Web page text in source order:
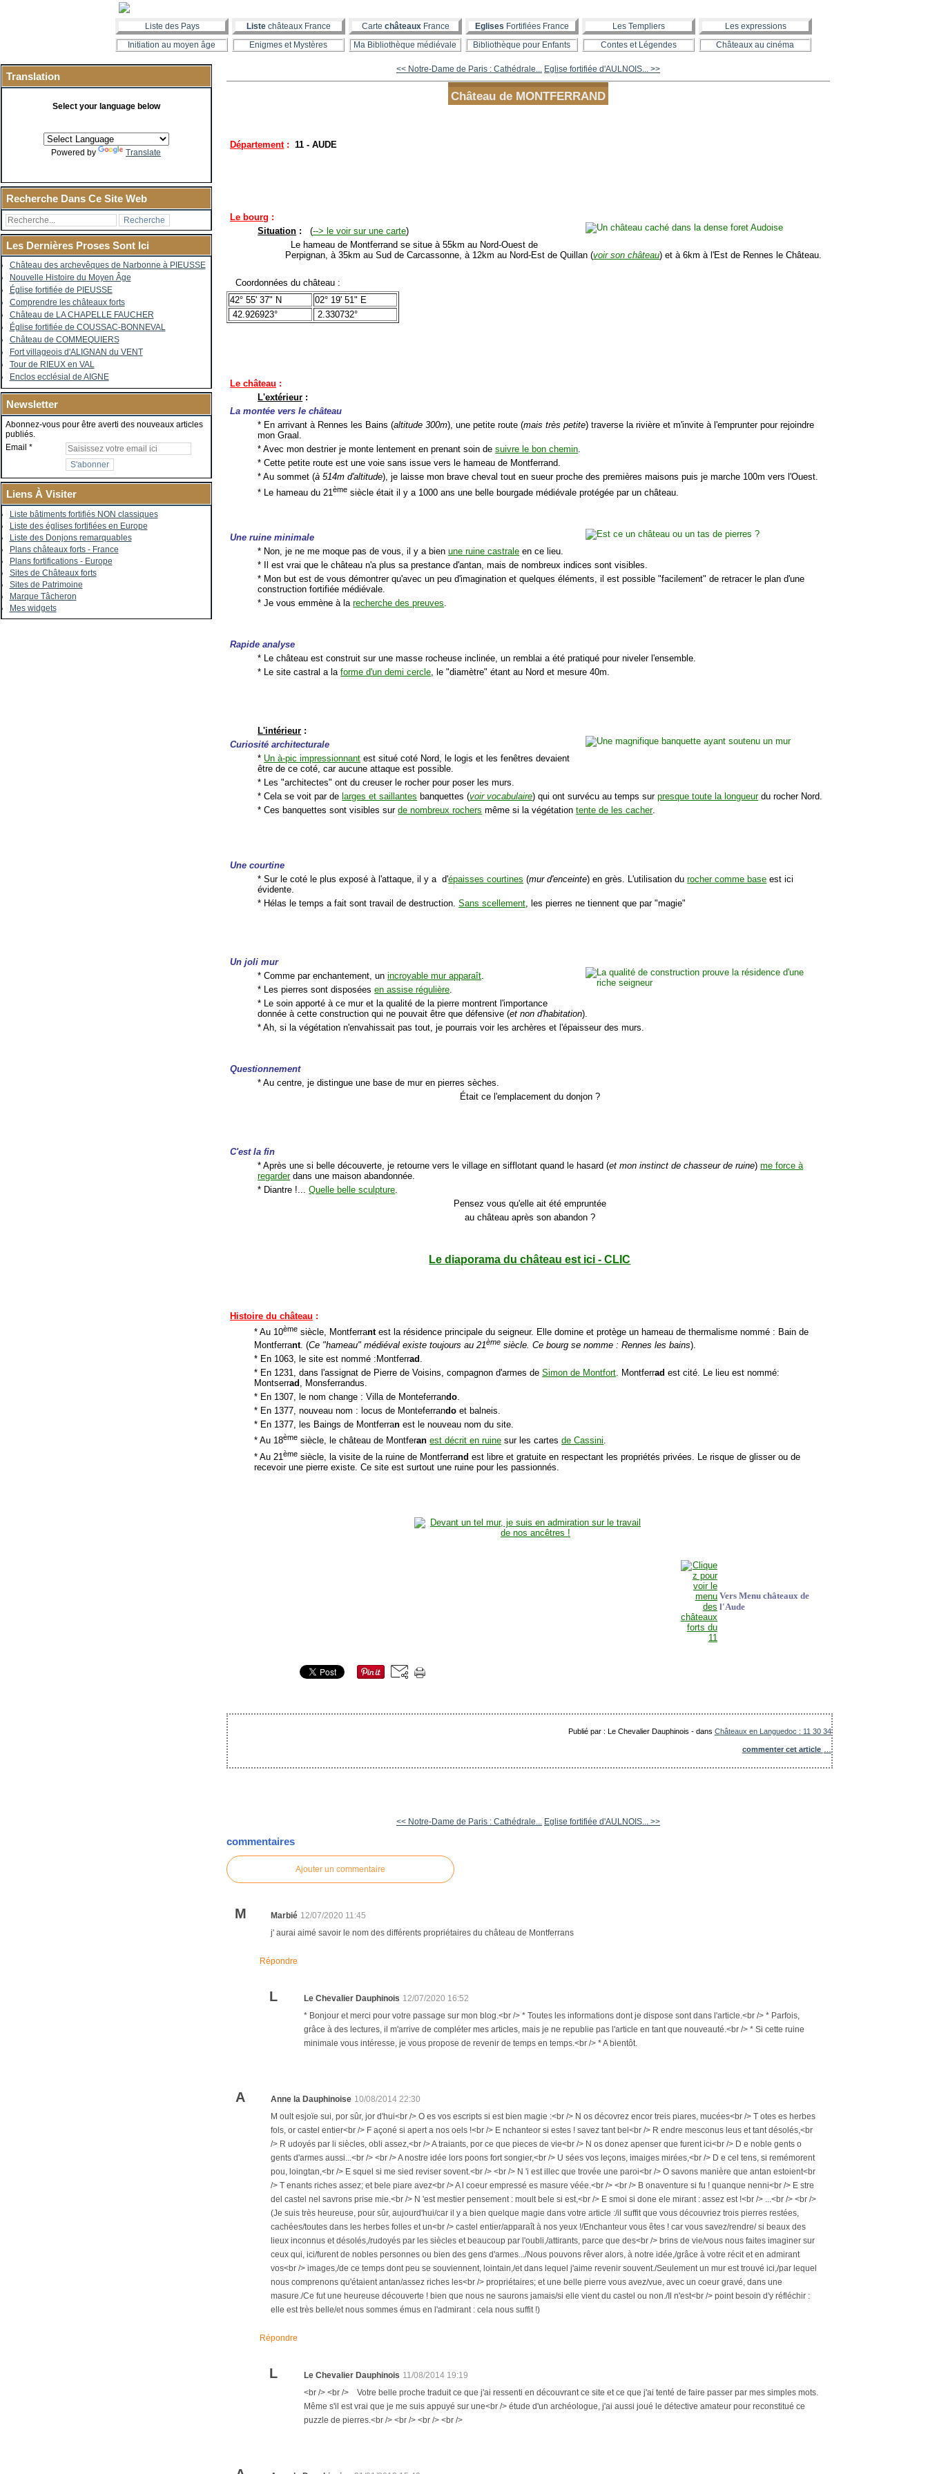
Liste des Pays Liste châteaux France Carte châteauxFrance Eglises Fortifiées France Les Templiers
Les expressions
Initiation au moyen âge
Enigmes et Mystères Ma Bibliothèque médiévale Bibliothèque pour Enfants Contes et Légendes Châteaux au cinéma
Translation
Select your language below
Powered by Translate
Recherche Dans Ce Site Web
Les Dernières Proses Sont Ici
Château des archevêques de Narbonne à PIEUSSE
Nouvelle Histoire du Moyen Âge
Église fortifiée de PIEUSSE
Comprendre les châteaux forts
Château de LA CHAPELLE FAUCHER
Église fortifiée de COUSSAC-BONNEVAL
Château de COMMEQUIERS
Fort villageois d'ALIGNAN du VENT
Tour de RIEUX en VAL
Enclos ecclésial de AIGNE
Newsletter
Abonnez-vous pour être averti des nouveaux articles
publiés.
Email
Liens À Visiter
Liste bâtiments fortifiés NON classiques
Liste des églises fortifiées en Europe
Liste des Donjons remarquables
Plans châteaux forts - France
Plans fortifications - Europe
Sites de Châteaux forts
Sites de Patrimoine
Marque Tâcheron
Mes widgets
<< Notre-Dame de Paris : Cathédrale... Eglise fortifiée d'AULNOIS... >>
Château de MONTFERRAND
Département: 11 - AUDE
Le bourg :
Situation : (--> le voir sur une carte)
Le hameau de Montferrand se situe à 55km au Nord-Ouest de
Perpignan, à 35km au Sud de Carcassonne, à 12km au Nord-Est de Quillan (voir son château) et à 6km à l'Est de Rennes le Château.
Coordonnées du château :
42° 55' 37" N
02° 19' 51" E
42.926923°
2.330732°
Le château :
L'extérieur :
La montée vers le château
* En arrivant à Rennes les Bains (altitude 300m), une petite route (mais très petite) traverse la rivière et m'invite à l'emprunter pour rejoindre
mon Graal.
* Avec mon destrier je monte lentement en prenant soin desuivre le bon chemin
* Cette petite route est une voie sans issue vers le hameau de Montferrand.
* Au sommet (à 514m d'altitude), je laisse mon brave cheval tout en sueur proche des premières maisons puis je marche 100m vers l'Ouest.
* Le hameau du 21ème siècle était il y a 1000 ans une belle bourgade médiévale protégée par un château.
Une ruine minimale
* Non, je ne me moque pas de vous, il y a bienune ruine castrale en ce lieu.
* Il est vrai que le château n'a plus sa prestance d'antan, mais de nombreux indices sont visibles.
* Mon but est de vous démontrer qu'avec un peu d'imagination et quelques éléments, il est possible "facilement" de retracer le plan d'une
construction fortifiée médiévale.
* Je vous emmène à larecherche des preuves.
Rapide analyse
* Le château est construit sur une masse rocheuse inclinée, un remblai a été pratiqué pour niveler l'ensemble.
* Le site castral a laforme d'un demi cercle, le "diamètre" étant au Nord et mesure 40m.
L'intérieur :
Curiosité architecturale
* Un à-pic impressionnant est situé coté Nord, le logis et les fenêtres devaient
être de ce coté, car aucune attaque est possible.
* Les "architectes" ont du creuser le rocher pour poser les murs.
* Cela se voit par de larges et saillantes banquettes (voir vocabulaire) qui ont survécu au temps surpresque toute la longueurdu rocher Nord.
* Ces banquettes sont visibles surde nombreux rochers même si la végétationtente de les cacher.
Une courtine
* Sur le coté le plus exposé à l'attaque, il y a d'épaisses courtines (mur d'enceinte) en grès. L'utilisation durocher comme base est ici
évidente.
* Hélas le temps a fait sont travail de destruction.Sans scellement, les pierres ne tiennent que par "magie"
Un joli mur
* Comme par enchantement, unincroyable mur apparaît.
* Les pierres sont disposéesen assise régulière.
* Le soin apporté à ce mur et la qualité de la pierre montrent l'importance
donnée à cette construction qui ne pouvait être que défensive (et non d'habitation).
* Ah, si la végétation n'envahissait pas tout, je pourrais voir les archères et l'épaisseur des murs.
Questionnement
* Au centre, je distingue une base de mur en pierres sèches.
Était ce l'emplacement du donjon ?
C'est la fin
* Après une si belle découverte, je retourne vers le village en sifflotant quand le hasard (et mon instinct de chasseur de ruine)me force à
regarderdans une maison abandonnée.
* Diantre !...Quelle belle sculpture.
Pensez vous qu'elle ait été empruntée
au château après son abandon ?
Le diaporama du château est ici - CLIC
Histoire du château :
* Au 10ème siècle, Montferrantest la résidence principale du seigneur. Elle domine et protège un hameau de thermalisme nommé : Bain de
Montferrant. (Ce "hameau" médiéval existe toujours au 21ème siècle. Ce bourg se nomme : Rennes les bains).
* En 1063, le site est nommé :Montferrad .
* En 1231, dans l'assignat de Pierre de Voisins, compagnon d'armes deSimon de Montfort. Montferrad est cité. Le lieu est nommé:
Montserrad , Monsferrandus.
* En 1307, le nom change : Villa de Monteferrando.
* En 1377, nouveau nom : locus de Monteferrando et balneis.
* En 1377, les Baings de Montferran est le nouveau nom du site.
* Au 18ème siècle, le château de Montferan est décrit en ruine sur les cartesde Cassini.
* Au 21ème siècle, la visite de la ruine de Montferrand est libre et gratuite en respectant les propriétés privées. Le risque de glisser ou de
recevoir une pierre existe. Ce site est surtout une ruine pour les passionnés.
Vers Menu châteaux de
l'Aude
Publié par : Le Chevalier Dauphinois -dans Châteaux en Languedoc : 11 30 34
commenter cet article
<< Notre-Dame de Paris : Cathédrale... Eglise fortifiée d'AULNOIS... >>
commentaires
Ajouter un commentaire
M Marbié 12/07/2020 11:45
j' aurai aimé savoir le nom des différents propriétaires du château de Montferrans
Répondre
L Le Chevalier Dauphinois 12/07/2020 16:52
* Bonjour et merci pour votre passage sur mon blog.<br /> * Toutes les informations dont je dispose sont dans l'article.<br /> * Parfois,
grâce à des lectures, il m'arrive de compléter mes articles, mais je ne republie pas l'article en tant que nouveauté.<br /> * Si cette ruine
minimale vous intéresse, je vous propose de revenir de temps en temps.<br /> * A bientôt.
A Anne la Dauphinoise 10/08/2014 22:30
M oult esjoïe sui, por sûr, jor d'hui<br /> O es vos escripts si est bien magie :<br /> N os décovrez encor treis piares, mucées<br /> T otes es herbes
fols, or castel entier<br /> F açoné si apert a nos oels !<br /> E nchanteor si estes ! savez tant bel<br /> R endre mesconus leus et tant désolés,<br
/> R udoyés par li siècles, obli assez,<br /> A traiants, por ce que pieces de vie<br /> N os donez apenser que furent ici<br /> D e noble gents o
gents d'armes aussi...<br /> <br /> A nostre idée lors poons fort songier,<br /> U sées vos leçons, imaiges mirées,<br /> D e cel tens, si remémorent
pou, loingtan,<br /> E squel si me sied reviser sovent.<br /> <br /> N 'i est illec que trovée une paroi<br /> O savons manière que antan estoient<br
/> T enants riches assez; et bele piare avez<br /> A l coeur empressé es masure véée.<br /> <br /> B onaventure si fu ! quanque nenni<br /> E stre
del castel nel savrons prise mie.<br /> N 'est mestier pensement : moult bele si est,<br /> E smoi si done ele mirant : assez est !<br /> ...<br /> <br />
(Je suis très heureuse, pour sûr, aujourd'hui/car il y a bien quelque magie dans votre article :/il suffit que vous découvriez trois pierres restées,
cachées/toutes dans les herbes folles et un<br /> castel entier/apparaît à nos yeux !/Enchanteur vous êtes ! car vous savez/rendre/ si beaux des
lieux inconnus et désolés,/rudoyés par les siècles et beaucoup par l'oubli,/attirants, parce que des<br /> brins de vie/vous nous faites imaginer sur
ceux qui, ici/furent de nobles personnes ou bien des gens d'armes.../Nous pouvons rêver alors, à notre idée,/grâce à votre récit et en admirant
vos<br /> images,/de ce temps dont peu se souviennent, lointain,/et dans lequel j'aime revenir souvent./Seulement un mur est trouvé ici,/par lequel
nous comprenons qu'étaient antan/assez riches les<br /> propriétaires; et une belle pierre vous avez/vue, avec un coeur gravé, dans une
masure./Ce fut une heureuse découverte ! bien que nous ne saurons jamais/si elle vient du castel ou non./Il n'est<br /> point besoin d'y réfléchir :
elle est très belle/et nous sommes émus en l'admirant : cela nous suffit !)
Répondre
L Le Chevalier Dauphinois 11/08/2014 19:19
<br /> <br /> Votre belle proche traduit ce que j'ai ressenti en découvrant ce site et ce que j'ai tenté de faire passer par mes simples mots.
Même s'il est vrai que je me suis appuyé sur une<br /> étude d'un archéologue, j'ai aussi joué le détective amateur pour reconstitué ce
puzzle de pierres.<br /> <br /> <br /> <br />